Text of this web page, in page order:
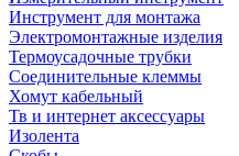
Инструмент для монтажа
Электромонтажные изделия
Термоусадочные трубки
Соединительные клеммы
Хомут кабельный
Тв и интернет аксессуары
Изолента